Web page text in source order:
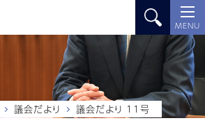
MENU
議会だより 議会だより 11号